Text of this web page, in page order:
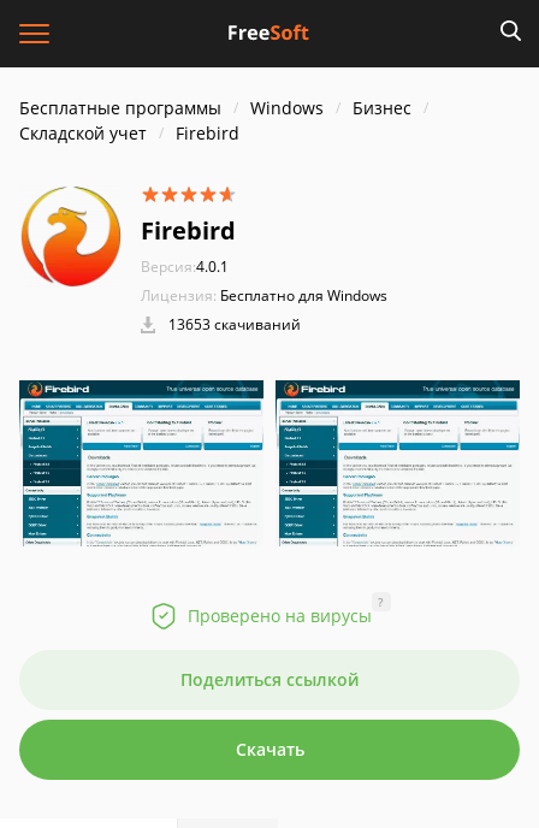
Бесплатные программы Windows
Бизнес
Складской учет
Firebird
Firebird
Версия:4.0.1
Лицензия: Бесплатно для Windows
13653 скачиваний
Проверено на вирусы
?
Поделиться ссылкой
Скачать